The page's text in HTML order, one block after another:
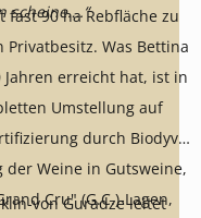
scheine….“
90 ha Rebfläche zu
Was Bettina
erreicht hat, ist in
Umstellung auf
durch Biodyvin
der Weine in Gutsweine,
von Guradze leitet